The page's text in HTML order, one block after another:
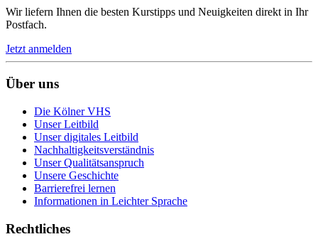
Wir liefern Ihnen die besten Kurstipps und Neuigkeiten direkt in Ihr
Postfach.
Jetzt anmelden
Über uns
Die Kölner VHS
Unser Leitbild
Unser digitales Leitbild
Nachhaltigkeitsverständnis
Unser Qualitätsanspruch
Unsere Geschichte
Barrierefrei lernen
Informationen in Leichter Sprache
Rechtliches